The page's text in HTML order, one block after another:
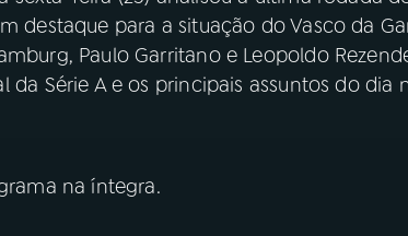
destaque para a situação do Vasco da
Paulo Garritano e Leopoldo
Série A e os principais assuntos do dia
na íntegra.